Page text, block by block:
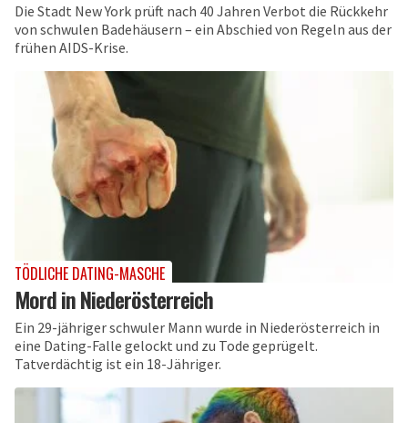
Die Stadt New York prüft nach 40 Jahren Verbot die Rückkehr
von schwulen Badehäusern – ein Abschied von Regeln aus der
frühen AIDS-Krise.
TÖDLICHE DATING-MASCHE
Mord in Niederösterreich
Ein 29-jähriger schwuler Mann wurde in Niederösterreich in
eine Dating-Falle gelockt und zu Tode geprügelt.
Tatverdächtig ist ein 18-Jähriger.